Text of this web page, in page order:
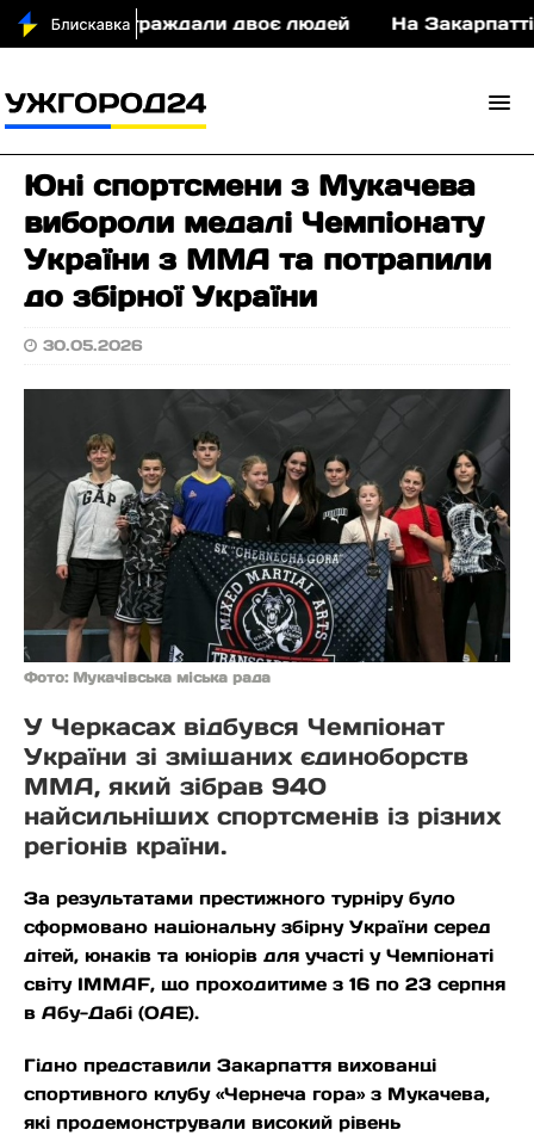
ДТП постраждали двоє людей На Закарпатті
Юні спортсмени з Мукачева
вибороли медалі Чемпіонату
України з ММА та потрапили
до збірної України
30.05.2026
Фото: Мукачівська міська рада
У Черкасах відбувся Чемпіонат
України зі змішаних єдиноборств
ММА, який зібрав 940
найсильніших спортсменів із різних
регіонів країни.
За результатами престижного турніру було
сформовано національну збірну України серед
дітей, юнаків та юніорів для участі у Чемпіонаті
світу IMMAF, що проходитиме з 16 по 23 серпня
в Абу-Дабі (ОАЕ).
Гідно представили Закарпаття вихованці
спортивного клубу «Чернеча гора» з Мукачева,
які продемонстрували високий рівень